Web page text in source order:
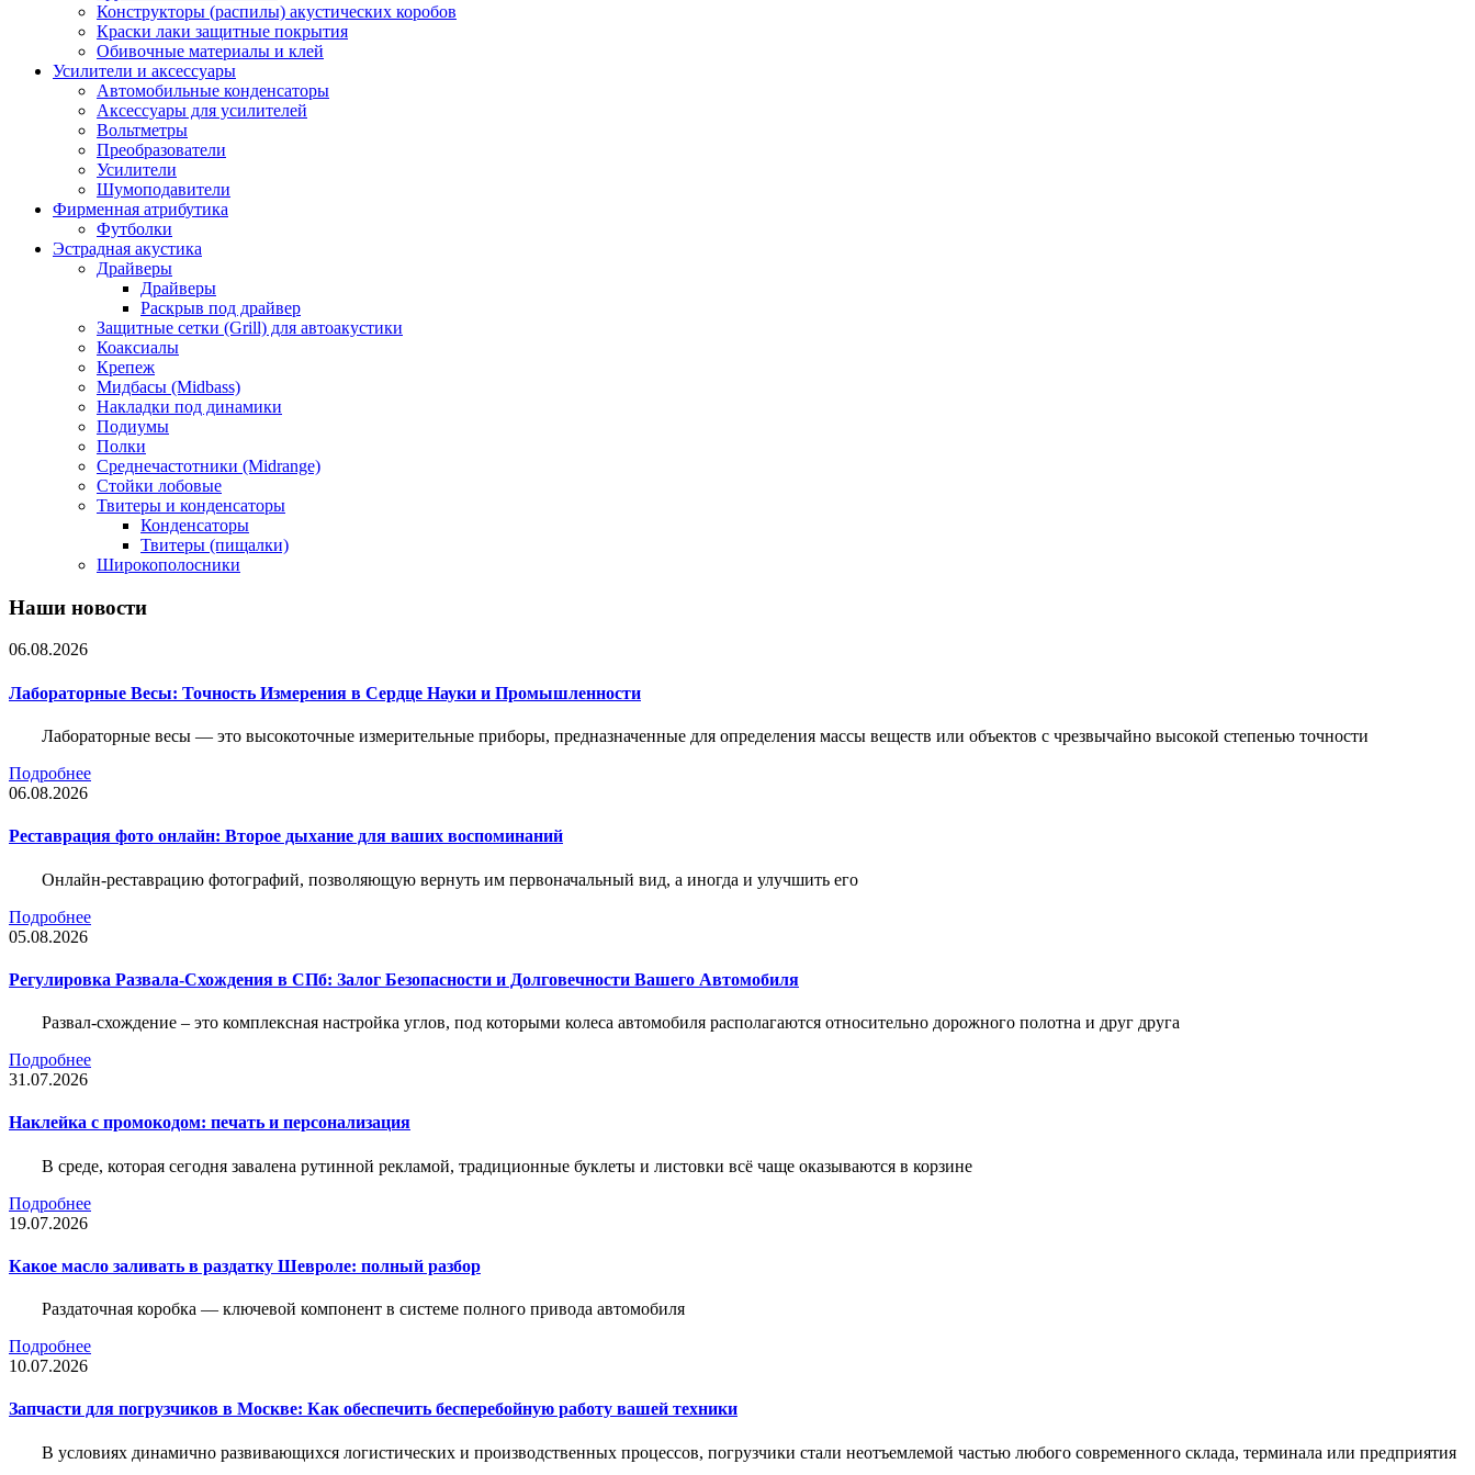
Конструкторы (распилы) акустических коробов
Краски лаки защитные покрытия
Обивочные материалы и клей
Усилители и аксессуары
Автомобильные конденсаторы
Аксессуары для усилителей
Вольтметры
Преобразователи
Усилители
Шумоподавители
Фирменная атрибутика
Футболки
Эстрадная акустика
Драйверы
Драйверы
Раскрыв под драйвер
Защитные сетки (Grill) для автоакустики
Коаксиалы
Крепеж
Мидбасы (Midbass)
Накладки под динамики
Подиумы
Полки
Среднечастотники (Midrange)
Стойки лобовые
Твитеры и конденсаторы
Конденсаторы
Твитеры (пищалки)
Широкополосники
Наши новости
06.08.2026
Лабораторные Весы: Точность Измерения в Сердце Науки и Промышленности
Лабораторные весы — это высокоточные измерительные приборы, предназначенные для определения массы веществ или объектов с чрезвычайно высокой степенью точности
Подробнее
06.08.2026
Реставрация фото онлайн: Второе дыхание для ваших воспоминаний
Онлайн-реставрацию фотографий, позволяющую вернуть им первоначальный вид, а иногда и улучшить его
Подробнее
05.08.2026
Регулировка Развала-Схождения в СПб: Залог Безопасности и Долговечности Вашего Автомобиля
Развал-схождение – это комплексная настройка углов, под которыми колеса автомобиля располагаются относительно дорожного полотна и друг друга
Подробнее
31.07.2026
Наклейка c промокодом: печать и персонализация
В среде, которая сегодня завалена рутинной рекламой, традиционные буклеты и листовки всё чаще оказываются в корзине
Подробнее
19.07.2026
Какое масло заливать в раздатку Шевроле: полный разбор
Раздаточная коробка — ключевой компонент в системе полного привода автомобиля
Подробнее
10.07.2026
Запчасти для погрузчиков в Москве: Как обеспечить бесперебойную работу вашей техники
В условиях динамично развивающихся логистических и производственных процессов, погрузчики стали неотъемлемой частью любого современного склада, терминала или предприятия